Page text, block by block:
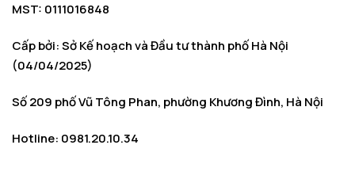
MST: 0111016848
Cấp bởi: Sở Kế hoạch và Đầu tư thành phố Hà Nội
(04/04/2025)
Số 209 phố Vũ Tông Phan, phường Khương Đình, Hà Nội
Hotline: 0981.20.10.34